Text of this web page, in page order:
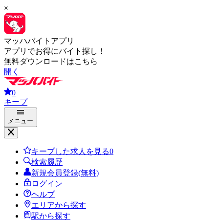
×
マッハバイトアプリ
アプリでお得にバイト探し！
無料ダウンロードはこちら
開く
0
キープ
メニュー
キープした求人を見る0
検索履歴
新規会員登録(無料)
ログイン
ヘルプ
エリアから探す
駅から探す